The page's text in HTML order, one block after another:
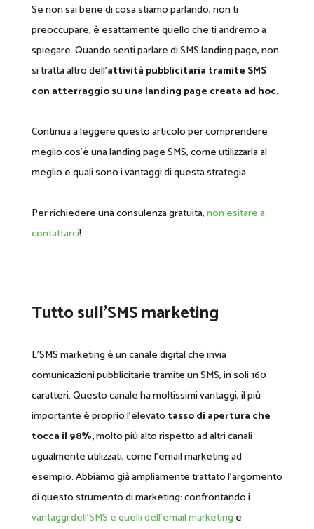
Se non sai bene di cosa stiamo parlando, non ti
preoccupare, è esattamente quello che ti andremo a
spiegare. Quando senti parlare di SMS landing page, non
si tratta altro dell’attività pubblicitaria tramite SMS
con atterraggio su una landing page creata ad hoc.
Continua a leggere questo articolo per comprendere
meglio cos’è una landing page SMS, come utilizzarla al
meglio e quali sono i vantaggi di questa strategia.
Per richiedere una consulenza gratuita,non esitare a
contattarci!
Tutto sull’SMS marketing
L’SMS marketing è un canale digital che invia
comunicazioni pubblicitarie tramite un SMS, in soli 160
caratteri. Questo canale ha moltissimi vantaggi, il più
importante è proprio l’elevato tasso di apertura che
tocca il 98%,molto più alto rispetto ad altri canali
ugualmente utilizzati, come l’email marketing ad
esempio. Abbiamo già ampliamente trattato l’argomento
di questo strumento di marketing: confrontandoi
vantaggi dell’SMS e quelli dell’email marketing e